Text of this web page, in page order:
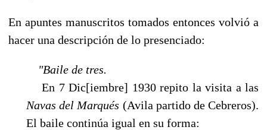
En apuntes manuscritos tomados entonces volvió a
hacer una descripción de lo presenciado:
"Baile de tres.
En 7 Dic[iembre] 1930 repito la visita a las
Navas del Marqués (Avila partido de Cebreros).
El baile continúa igual en su forma: